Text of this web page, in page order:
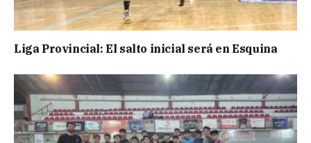
Liga Provincial: El salto inicial será en Esquina